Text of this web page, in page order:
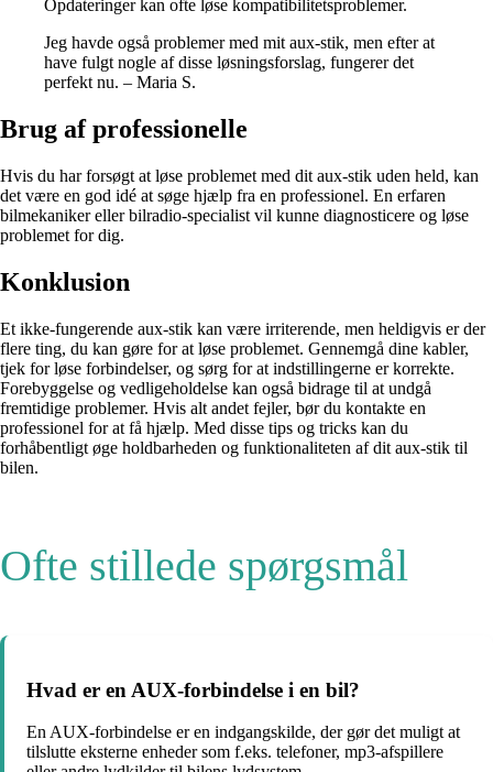
Opdateringer kan ofte løse kompatibilitetsproblemer.
Jeg havde også problemer med mit aux-stik, men efter at
have fulgt nogle af disse løsningsforslag, fungerer det
perfekt nu. – Maria S.
Brug af professionelle
Hvis du har forsøgt at løse problemet med dit aux-stik uden held, kan
det være en god idé at søge hjælp fra en professionel. En erfaren
bilmekaniker eller bilradio-specialist vil kunne diagnosticere og løse
problemet for dig.
Konklusion
Et ikke-fungerende aux-stik kan være irriterende, men heldigvis er der
flere ting, du kan gøre for at løse problemet. Gennemgå dine kabler,
tjek for løse forbindelser, og sørg for at indstillingerne er korrekte.
Forebyggelse og vedligeholdelse kan også bidrage til at undgå
fremtidige problemer. Hvis alt andet fejler, bør du kontakte en
professionel for at få hjælp. Med disse tips og tricks kan du
forhåbentligt øge holdbarheden og funktionaliteten af dit aux-stik til
bilen.
Ofte stillede spørgsmål
Hvad er en AUX-forbindelse i en bil?
En AUX-forbindelse er en indgangskilde, der gør det muligt at
tilslutte eksterne enheder som f.eks. telefoner, mp3-afspillere